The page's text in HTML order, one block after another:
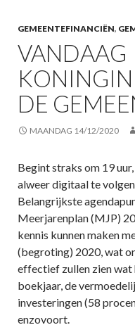
GEMEENTEFINANCIËN,
VANDAAG
DE
MAANDAG 14/12/2020
Begint straks om 19
alweer digitaal te
Belangrijkste
Meerjarenplan (MJP)
kennis kunnen maken
(begroting) 2020, wat
effectief zullen zien wat
boekjaar, de
investeringen (58
enzovoort.